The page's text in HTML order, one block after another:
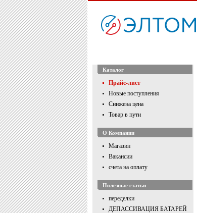
Каталог
Прайс-лист
Новые поступления
Снижена цена
Товар в пути
О Компании
Магазин
Вакансии
счета на оплату
Полезные статьи
переделки
ДЕПАССИВАЦИЯ БАТАРЕЙ